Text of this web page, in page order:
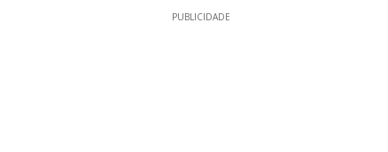
PUBLICIDADE